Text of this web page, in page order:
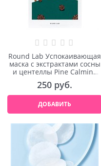
Round Lab Успокаивающая
маска с экстрактами сосны
и центеллы Pine Calming
Cica Mask Sheet
250 руб.
ДОБАВИТЬ